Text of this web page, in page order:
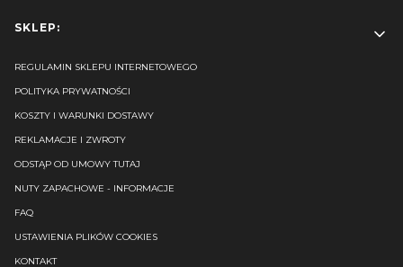
SKLEP:
REGULAMIN SKLEPU INTERNETOWEGO
POLITYKA PRYWATNOŚCI
KOSZTY I WARUNKI DOSTAWY
REKLAMACJE I ZWROTY
ODSTĄP OD UMOWY TUTAJ
NUTY ZAPACHOWE - INFORMACJE
FAQ
USTAWIENIA PLIKÓW COOKIES
KONTAKT